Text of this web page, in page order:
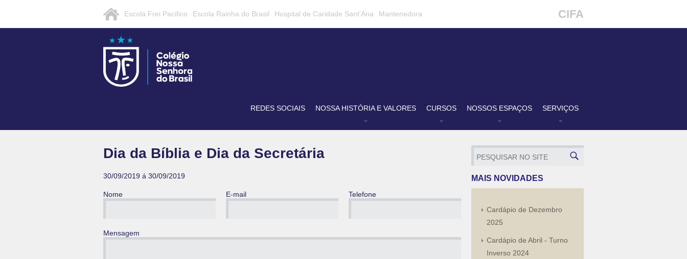
Escola Frei Pacifico Escola Rainha do Brasil Hospital de Caridade Sant'Ana Mantenedora CIFA
REDES SOCIAIS NOSSA HISTÓRIA E VALORES CURSOS NOSSOS ESPAÇOS SERVIÇOS
Dia da Bíblia e Dia da Secretária
30/09/2019 á 30/09/2019
Nome E-mail Telefone
Mensagem
MAIS NOVIDADES
Cardápio de Dezembro
2025
Cardápio de Abril - Turno
Inverso 2024